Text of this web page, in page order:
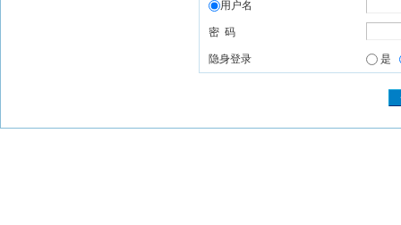
用户名
密 码
隐身登录 是